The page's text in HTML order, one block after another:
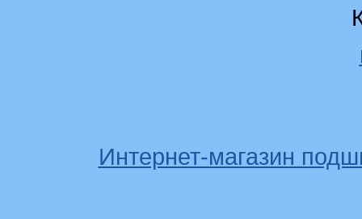
Интернет-магазин